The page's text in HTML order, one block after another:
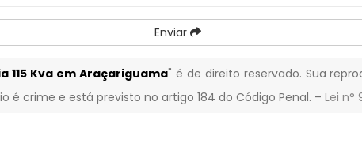
Enviar
115 Kva em Araçariguama" é de direito reservado. Sua
é crime e está previsto no artigo 184 do Código Penal. –Lei n°